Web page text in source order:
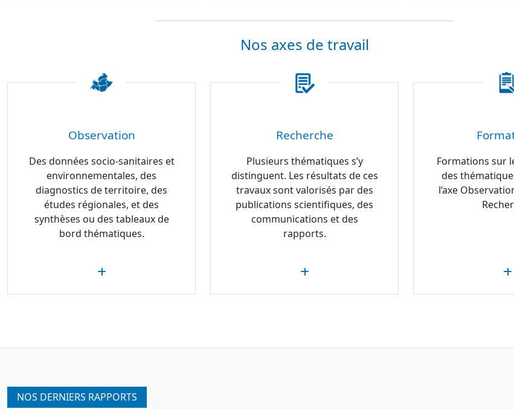
Nos axes de travail
Observation
Des données socio-sanitaires et
environnementales, des
diagnostics de territoire, des
études régionales, et des
synthèses ou des tableaux de
bord thématiques.
Recherche
Plusieurs thématiques s’y
distinguent. Les résultats de ces
travaux sont valorisés par des
publications scientifiques, des
communications et des
rapports.
Formations sur
des
l’axe
NOS DERNIERS RAPPORTS